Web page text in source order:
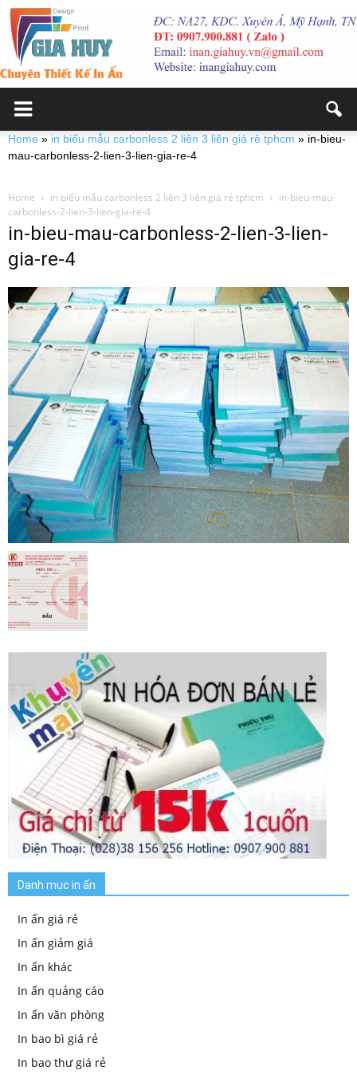
Home » in biểu mẫu carbonless 2 liên 3 liên giá rẻ tphcm » in-bieu-
mau-carbonless-2-lien-3-lien-gia-re-4
Home in biểu mẫu carbonless 2 liên 3 liên giá rẻ tphcm
in-bieu-mau-
carbonless-2-lien-3-lien-gia-re-4
in-bieu-mau-carbonless-2-lien-3-lien-
gia-re-4
Danh mục in ấn
In ấn giá rẻ
In ấn giảm giá
In ấn khác
In ấn quảng cáo
In ấn văn phòng
In bao bì giá rẻ
In bao thư giá rẻ